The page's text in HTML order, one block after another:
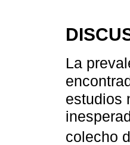
La
estudios
colecho